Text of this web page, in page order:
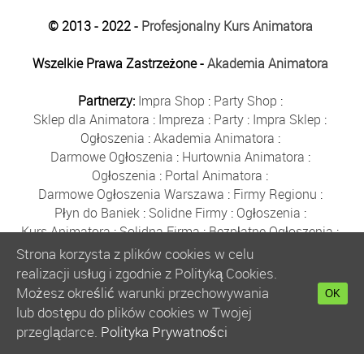
© 2013 - 2022 - Profesjonalny Kurs Animatora
Wszelkie Prawa Zastrzeżone -Akademia Animatora
Partnerzy: Impra Shop : Party Shop :
Sklep dla Animatora : Impreza : Party : Impra Sklep :
Ogłoszenia :Akademia Animatora :
Darmowe Ogłoszenia : Hurtownia Animatora :
Ogłoszenia : Portal Animatora :
Darmowe Ogłoszenia Warszawa : Firmy Regionu :
Płyn do Baniek: Solidne Firmy: Ogłoszenia :
Kurs Animatora:Solidna Firma:Bezpłatne Ogłoszenia:
Animator Czasu Wolnego:
Bezpłatne Ogłoszenia Warszawa:sklep animatora
Bańki Mydlane:Bezpłatne Ogłoszenia
Szkolenie Animatorów:Kurs Animatora
:
Kurs Animatora Warszawa :Rumia
Kurs Animatora Poznań:
Strona korzysta z plików cookies w celu
realizacji usług i zgodnie z Polityką Cookies.
Możesz określić warunki przechowywania
lub dostępu do plików cookies w Twojej
przeglądarce. Polityka Prywatności
OK